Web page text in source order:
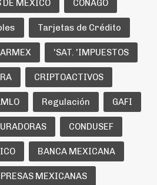
DE MÉXICO CONAGO
Tarjetas de Crédito
'SAT. 'IMPUESTOS
CRIPTOACTIVOS
Regulación GAFI
CONDUSEF
BANCA MEXICANA
MEXICANAS